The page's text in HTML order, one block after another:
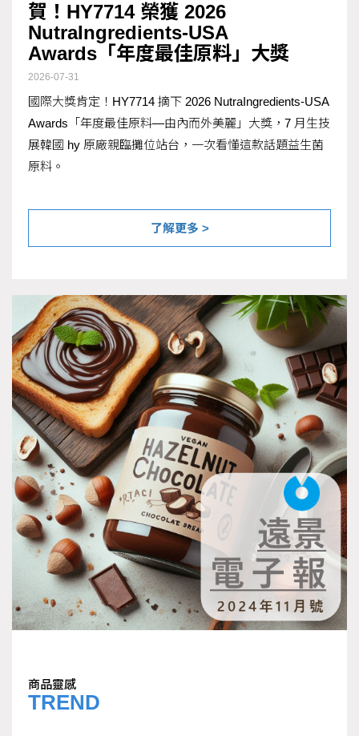
賀！HY7714 榮獲 2026
NutraIngredients-USA
Awards「年度最佳原料」大獎
2026-07-31
國際大獎肯定！HY7714 摘下 2026 NutraIngredients-USA
Awards「年度最佳原料—由內而外美麗」大獎，7 月生技
展韓國 hy 原廠親臨攤位站台，一次看懂這款話題益生菌
原料。
了解更多 >
商品靈感
TREND